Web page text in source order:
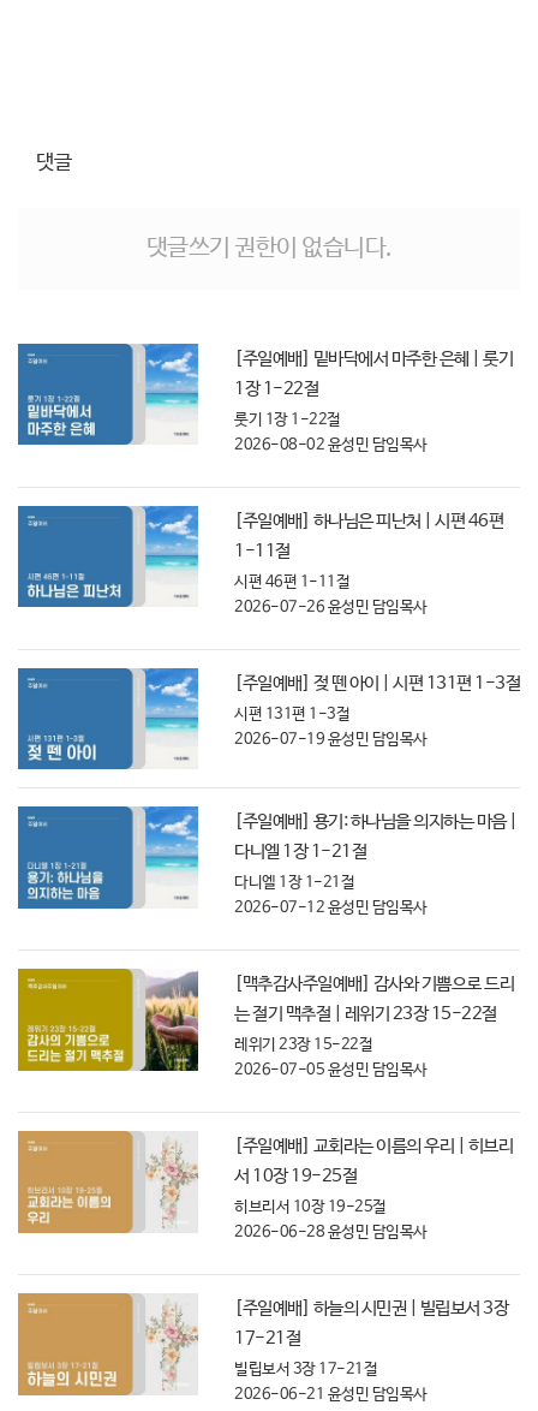
댓글
댓글쓰기 권한이 없습니다.
[주일예배] 밑바닥에서 마주한 은혜 | 룻기
1장 1-22절
룻기 1장 1-22절
2026-08-02 윤성민 담임목사
[주일예배] 하나님은 피난처 | 시편 46편
1-11절
시편 46편 1-11절
2026-07-26 윤성민 담임목사
[주일예배] 젖 뗀 아이 | 시편 131편 1-3절
시편 131편 1-3절
2026-07-19 윤성민 담임목사
[주일예배] 용기: 하나님을 의지하는 마음 |
다니엘 1장 1-21절
다니엘 1장 1-21절
2026-07-12 윤성민 담임목사
[맥추감사주일예배] 감사와 기쁨으로 드리
는 절기 맥추절 | 레위기 23장 15-22절
레위기 23장 15-22절
2026-07-05 윤성민 담임목사
[주일예배] 교회라는 이름의 우리 | 히브리
서 10장 19-25절
히브리서 10장 19-25절
2026-06-28 윤성민 담임목사
[주일예배] 하늘의 시민권 | 빌립보서 3장
17-21절
빌립보서 3장 17-21절
2026-06-21 윤성민 담임목사